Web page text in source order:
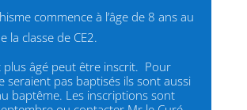
commence à l’âge de 8 ans au
la classe de CE2.
plus âgé peut être inscrit. Pour
seraient pas baptisés ils sont aussi
baptême. Les inscriptions sont